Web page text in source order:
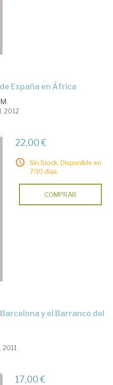
España en África
2012
22,00 €
Sin Stock. Disponible en
7/10 días.
COMPRAR
17,00 €